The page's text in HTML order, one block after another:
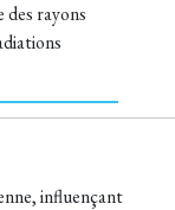
des rayons
influençant